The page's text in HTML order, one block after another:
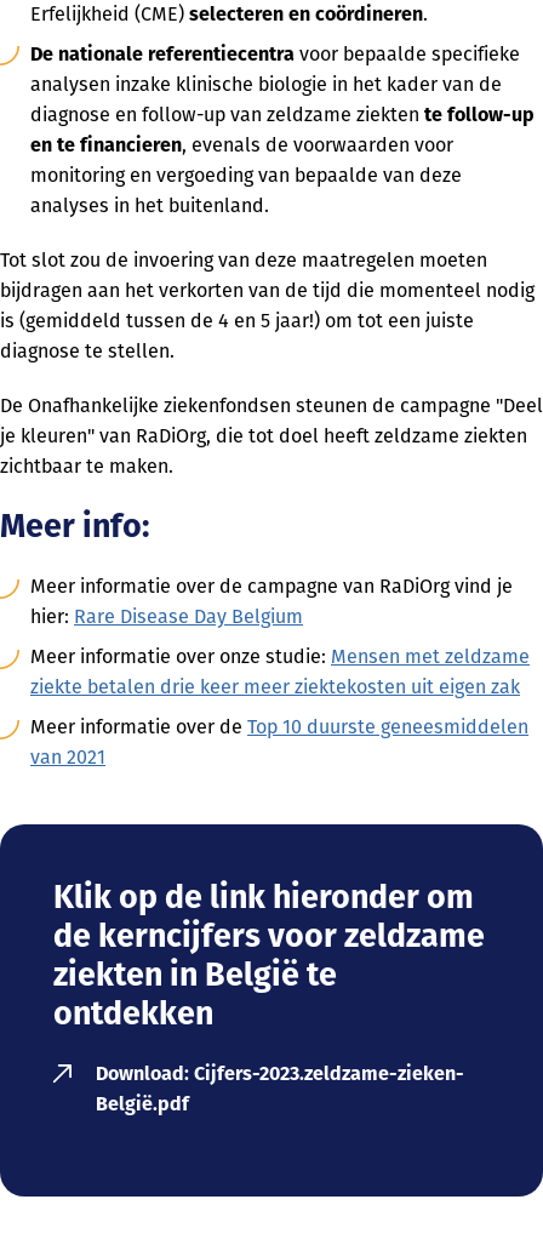
Erfelijkheid (CME) selecteren en coördineren.
De nationale referentiecentra voor bepaalde specifieke
analysen inzake klinische biologie in het kader van de
diagnose en follow-up van zeldzame ziekten te follow-up
en te financieren, evenals de voorwaarden voor
monitoring en vergoeding van bepaalde van deze
analyses in het buitenland.
Tot slot zou de invoering van deze maatregelen moeten
bijdragen aan het verkorten van de tijd die momenteel nodig
is (gemiddeld tussen de 4 en 5 jaar!) om tot een juiste
diagnose te stellen.
De Onafhankelijke ziekenfondsen steunen de campagne "Deel
je kleuren" van RaDiOrg, die tot doel heeft zeldzame ziekten
zichtbaar te maken.
Meer info:
Meer informatie over de campagne van RaDiOrg vind je
hier: Rare Disease Day Belgium
Meer informatie over onze studie: Mensen met zeldzame
ziekte betalen drie keer meer ziektekosten uit eigen zak
Meer informatie over de Top 10 duurste geneesmiddelen
van 2021
Klik op de link hieronder om
de kerncijfers voor zeldzame
ziekten in België te
ontdekken
Download: Cijfers-2023.zeldzame-zieken-
België.pdf